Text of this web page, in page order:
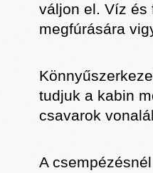
váljon el. Víz és
megfúrására
tudjuk a kabin
csavarok
A